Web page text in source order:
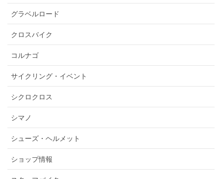
グラベルロード
クロスバイク
コルナゴ
サイクリング・イベント
シクロクロス
シマノ
シューズ・ヘルメット
ショップ情報